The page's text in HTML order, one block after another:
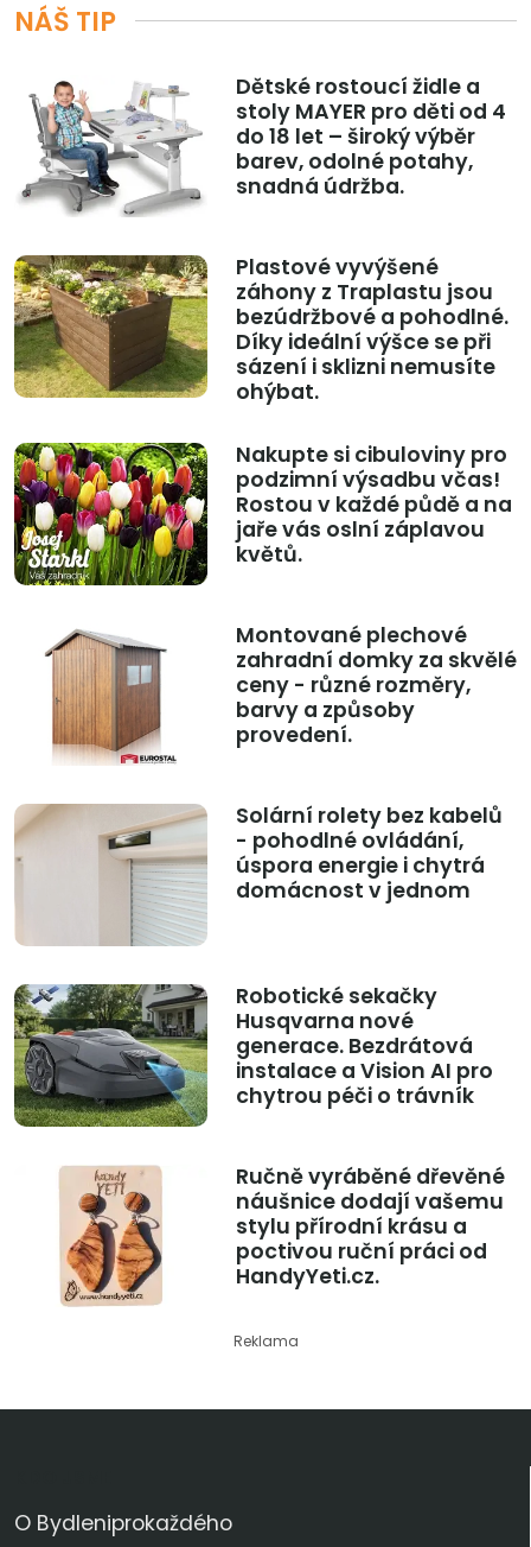
NÁŠ TIP
Dětské rostoucí židle a
stoly MAYER pro děti od 4
do 18 let – široký výběr
barev, odolné potahy,
snadná údržba.
Plastové vyvýšené
záhony z Traplastu jsou
bezúdržbové a pohodlné.
Díky ideální výšce se při
sázení i sklizni nemusíte
ohýbat.
Nakupte si cibuloviny pro
podzimní výsadbu včas!
Rostou v každé půdě a na
jaře vás oslní záplavou
květů.
Montované plechové
zahradní domky za skvělé
ceny - různé rozměry,
barvy a způsoby
provedení.
Solární rolety bez kabelů
- pohodlné ovládání,
úspora energie i chytrá
domácnost v jednom
Robotické sekačky
Husqvarna nové
generace. Bezdrátová
instalace a Vision AI pro
chytrou péči o trávník
Ručně vyráběné dřevěné
náušnice dodají vašemu
stylu přírodní krásu a
poctivou ruční práci od
HandyYeti.cz.
Reklama
O Bydleniprokaždého